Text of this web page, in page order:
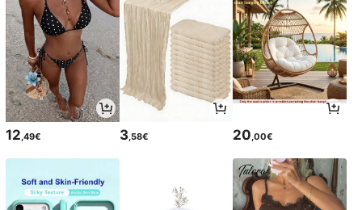
12,49€ 3,58€ 20,00€